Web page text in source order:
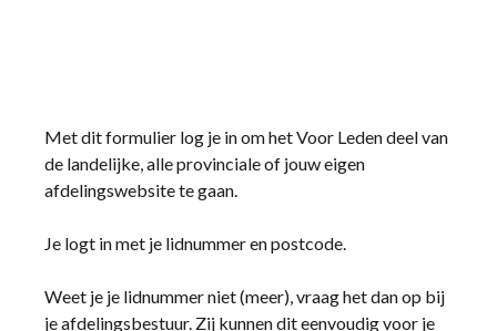
Met dit formulier log je in om het Voor Leden deel van
de landelijke, alle provinciale of jouw eigen
afdelingswebsite te gaan.
Je logt in met je lidnummer en postcode.
Weet je je lidnummer niet (meer), vraag het dan op bij
je afdelingsbestuur. Zij kunnen dit eenvoudig voor je